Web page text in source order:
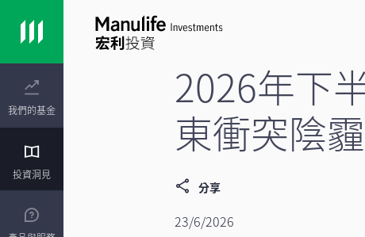
我們的基金
投資洞見
2026年下
東衝突陰霾
分享
23/6/2026